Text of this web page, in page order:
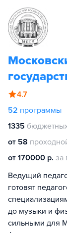
4.7
52 программы
1335
от 58
от 170000 р. за
Ведущий
готовят
до музыки и
сильными для